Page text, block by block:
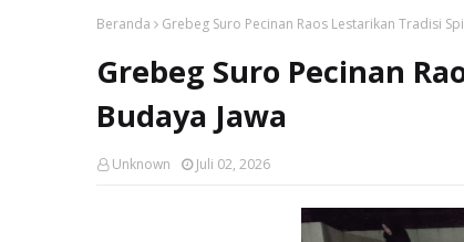
Beranda Grebeg Suro Pecinan Raos Lestarikan Tradisi
Grebeg Suro Pecinan
Budaya Jawa
Unknown Juli 02, 2026